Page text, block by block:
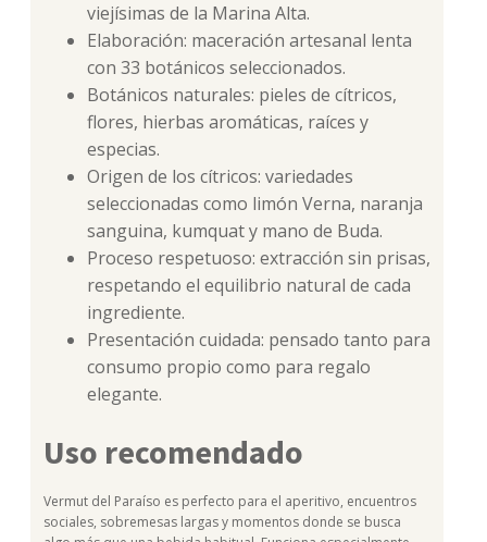
viejísimas de la Marina Alta.
Elaboración: maceración artesanal lenta
con 33 botánicos seleccionados.
Botánicos naturales: pieles de cítricos,
flores, hierbas aromáticas, raíces y
especias.
Origen de los cítricos: variedades
seleccionadas como limón Verna, naranja
sanguina, kumquat y mano de Buda.
Proceso respetuoso: extracción sin prisas,
respetando el equilibrio natural de cada
ingrediente.
Presentación cuidada: pensado tanto para
consumo propio como para regalo
elegante.
Uso recomendado
Vermut del Paraíso es perfecto para el aperitivo, encuentros
sociales, sobremesas largas y momentos donde se busca